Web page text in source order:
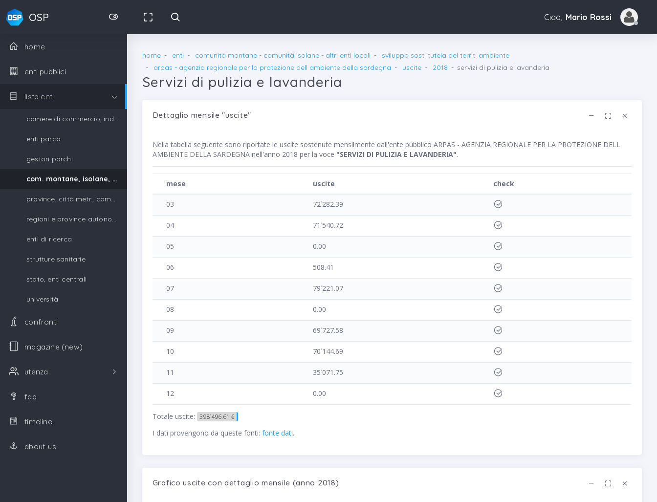
OSP Ciao, Mario Rossi
home
enti pubblici
lista enti
camere di commercio, industria, artigianato e agricoltura
enti parco
gestori parchi
com. montane, isolane, gestori parchi
province, città metr., comuni, unione di comuni
regioni e province autonome
enti di ricerca
strutture sanitarie
stato, enti centrali
università
confronti
magazine (new)
utenza
faq
timeline
about-us
home enti comunità montane - comunità isolane - altri enti locali
sviluppo sost. tutela del territ. ambiente
arpas - agenzia regionale per la protezione dell ambiente della sardegna
uscite 2018 servizi di pulizia e lavanderia
Servizi di pulizia e lavanderia
Dettaglio mensile "uscite"
Nella tabella seguente sono riportate le uscite sostenute mensilmente dall'ente pubblico ARPAS - AGENZIA REGIONALE PER LA PROTEZIONE DELL
AMBIENTE DELLA SARDEGNA nell'anno 2018 per la voce "SERVIZI DI PULIZIA E LAVANDERIA".
mese uscite check
03 72˙282.39
04 71˙540.72
05 0.00
06 508.41
07 79˙221.07
08 0.00
09 69˙727.58
10 70˙144.69
11 35˙071.75
12 0.00
Totale uscite: 398˙496.61 €
I dati provengono da queste fonti: fonte dati.
Grafico uscite con dettaglio mensile (anno 2018)